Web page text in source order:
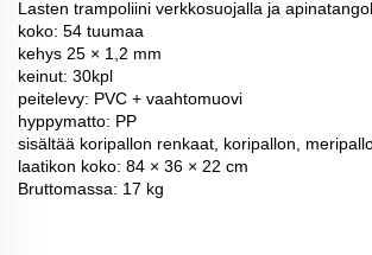
Lasten trampoliini verkkosuojalla ja
koko: 54 tuumaa
kehys 25 × 1,2 mm
keinut: 30kpl
peitelevy: PVC + vaahtomuovi
hyppymatto: PP
sisältää koripallon renkaat, koripallon,
laatikon koko: 84 × 36 × 22 cm
Bruttomassa: 17 kg